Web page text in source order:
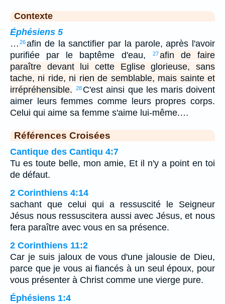
Contexte
Éphésiens 5
… 26afin de la sanctifier par la parole, après l'avoir
purifiée par le baptême d'eau,
27afin de faire
paraître devant lui cette Eglise glorieuse, sans
tache, ni ride, ni rien de semblable, mais sainte et
irrépréhensible.
28 C'est ainsi que les maris doivent
aimer leurs femmes comme leurs propres corps.
Celui qui aime sa femme s'aime lui-même.…
Références Croisées
Cantique des Cantiqu 4:7
Tu es toute belle, mon amie, Et il n'y a point en toi
de défaut.
2 Corinthiens 4:14
sachant que celui qui a ressuscité le Seigneur
Jésus nous ressuscitera aussi avec Jésus, et nous
fera paraître avec vous en sa présence.
2 Corinthiens 11:2
Car je suis jaloux de vous d'une jalousie de Dieu,
parce que je vous ai fiancés à un seul époux, pour
vous présenter à Christ comme une vierge pure.
Éphésiens 1:4